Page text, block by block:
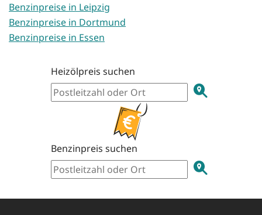
Benzinpreise in Leipzig
Benzinpreise in Dortmund
Benzinpreise in Essen
Heizölpreis suchen
Benzinpreis suchen